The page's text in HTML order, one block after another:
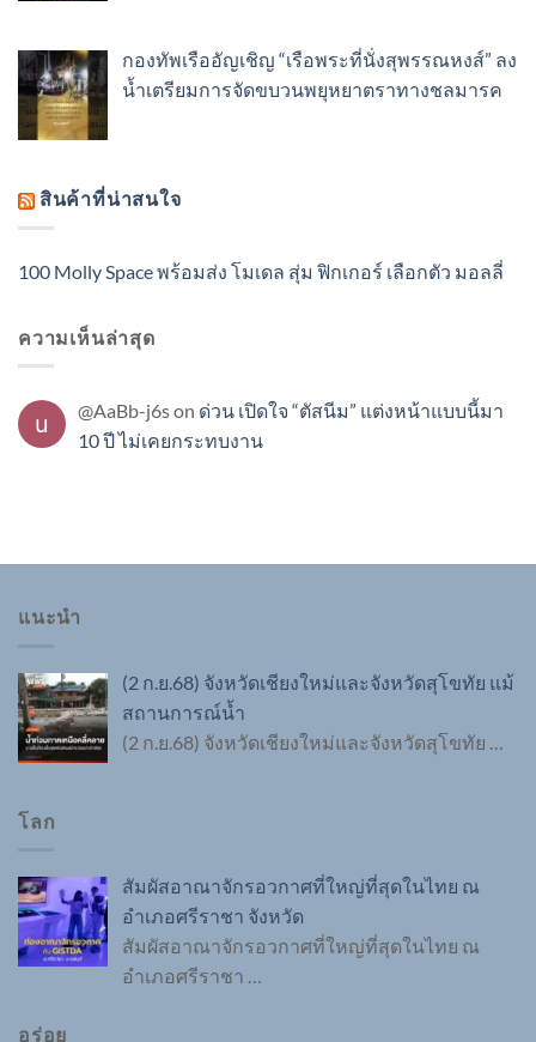
กองทัพเรืออัญเชิญ “เรือพระที่นั่งสุพรรณหงส์” ลง
น้ำเตรียมการจัดขบวนพยุหยาตราทางชลมารค
สินค้าที่น่าสนใจ
100 Molly Space พร้อมส่ง โมเดล สุ่ม ฟิกเกอร์ เลือกตัว มอลลี่
ความเห็นล่าสุด
@AaBb-j6son ด่วน เปิดใจ “ตัสนีม” แต่งหน้าแบบนี้มา
10 ปี ไม่เคยกระทบงาน
แนะนำ
(2 ก.ย.68) จังหวัดเชียงใหม่และจังหวัดสุโขทัย แม้
สถานการณ์น้ำ
(2 ก.ย.68) จังหวัดเชียงใหม่และจังหวัดสุโขทัย …
โลก
สัมผัสอาณาจักรอวกาศที่ใหญ่ที่สุดในไทย ณ
อำเภอศรีราชา จังหวัด
สัมผัสอาณาจักรอวกาศที่ใหญ่ที่สุดในไทย ณ
อำเภอศรีราชา …
อร่อย